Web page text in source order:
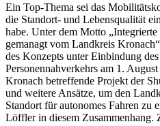
Ein Top-Thema sei das
die Standort- und Lebensqualität
habe. Unter dem Motto
gemanagt vom Landkreis
des Konzepts unter Einbindung
Personennahverkehrs am 1.
Kronach betreffende Projekt der
und weitere Ansätze, um den
Standort für autonomes Fahren zu
Löffler in diesem